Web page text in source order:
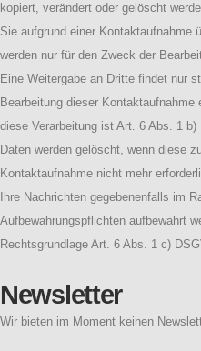
kopiert, verändert oder gelöscht
Sie aufgrund einer Kontaktaufnahme
werden nur für den Zweck der
Eine Weitergabe an Dritte findet nur
Bearbeitung dieser
diese Verarbeitung ist Art. 6 Abs. 1
Daten werden gelöscht, wenn diese
Kontaktaufnahme nicht mehr
Ihre Nachrichten gegebenenfalls im
Aufbewahrungspflichten aufbewahrt
Rechtsgrundlage Art. 6 Abs. 1 c)
Newsletter
Wir bieten im Moment keinen